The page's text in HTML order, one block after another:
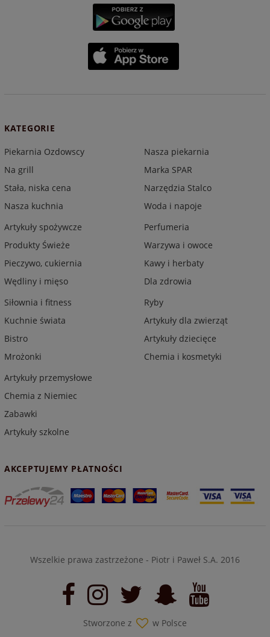
KATEGORIE
Piekarnia Ozdowscy
Na grill
Stała, niska cena
Nasza kuchnia
Nasza piekarnia
Marka SPAR
Narzędzia Stalco
Woda i napoje
Artykuły spożywcze
Produkty Świeże
Pieczywo, cukiernia
Wędliny i mięso
Perfumeria
Warzywa i owoce
Kawy i herbaty
Dla zdrowia
Siłownia i fitness
Kuchnie świata
Bistro
Mrożonki
Ryby
Artykuły dla zwierząt
Artykuły dziecięce
Chemia i kosmetyki
Artykuły przemysłowe
Chemia z Niemiec
Zabawki
Artykuły szkolne
AKCEPTUJEMY PŁATNOŚCI
Wszelkie prawa zastrzeżone - Piotr i Paweł S.A. 2016
Stworzone z w Polsce